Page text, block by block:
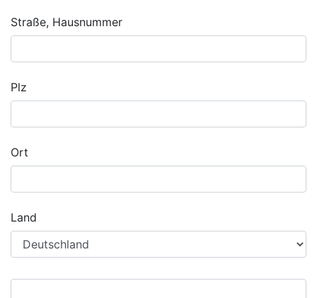
Straße, Hausnummer
Plz
Ort
Land